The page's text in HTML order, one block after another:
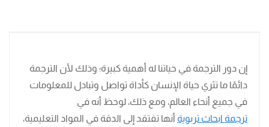
إن دور الترجمة في حياتنا له أهمية كبيرة؛ وذلك لأن الترجمة
دائمًا ما تثري حياة الإنسان كأداة تواصل وتبادل للمعلومات
في جميع أنحاء العالم، ومع ذلك، لوحظ أنه في
ترجمة ابحاث تربوية أنها تفتقد إلى الدقة في المواد التعليمية،